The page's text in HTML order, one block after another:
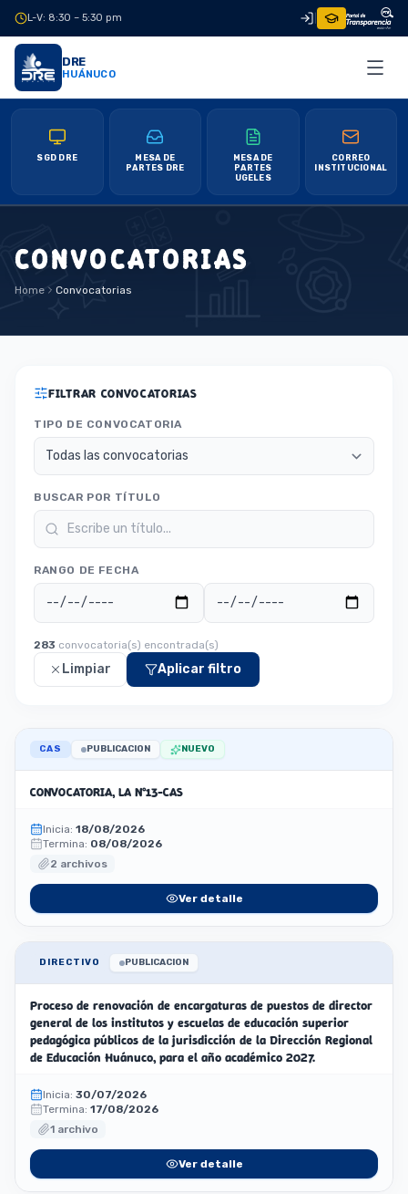
L-V: 8:30 – 5:30 pm
DRE
HUÁNUCO
SGD DRE
MESA DE
PARTES DRE
MESA DE
PARTES
UGELES
CORREO
INSTITUCIONAL
CONVOCATORIAS
Home Convocatorias
FILTRAR CONVOCATORIAS
TIPO DE CONVOCATORIA
BUSCAR POR TÍTULO
RANGO DE FECHA
283 convocatoria(s) encontrada(s)
Limpiar Aplicar filtro
CAS PUBLICACION NUEVO
CONVOCATORIA, LA N°13-CAS
Inicia: 18/08/2026
Termina: 08/08/2026
2 archivos
Ver detalle
DIRECTIVO PUBLICACION
Proceso de renovación de encargaturas de puestos de director
general de los institutos y escuelas de educación superior
pedagógica públicos de la jurisdicción de la Dirección Regional
de Educación Huánuco, para el año académico 2027.
Inicia: 30/07/2026
Termina: 17/08/2026
1 archivo
Ver detalle